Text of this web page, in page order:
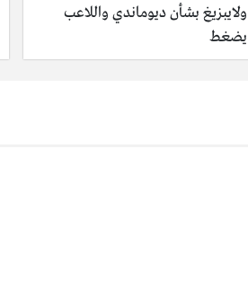
ولايبزيغ بشأن ديوماندي واللاعب
يضغط